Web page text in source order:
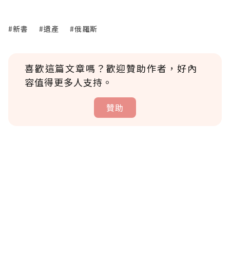
#新書 #遺產 #俄羅斯
喜歡這篇文章嗎？歡迎贊助作者，好內
容值得更多人支持。
贊助